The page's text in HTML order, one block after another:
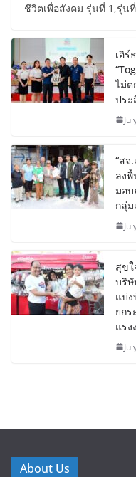
ชีวิตเพื่อสังคม รุ่นที่ 1,รุ่น
เอิร์
ไม่ต
ปร
“สจ
ลง
มอบ
กลุ่ม
สุข
บริษั
แบ่
ยก
แร
About Us